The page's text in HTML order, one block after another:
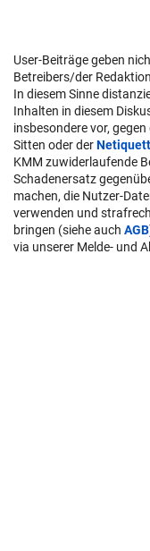
User-Beiträge geben
Betreibers/der
In diesem Sinne
Inhalten in diesem
insbesondere vor,
Sitten oder der
KMM zuwiderlaufende
Schadenersatz
machen, die Nutzer-
verwenden und
bringen (siehe auch AGB
via unserer Melde- und